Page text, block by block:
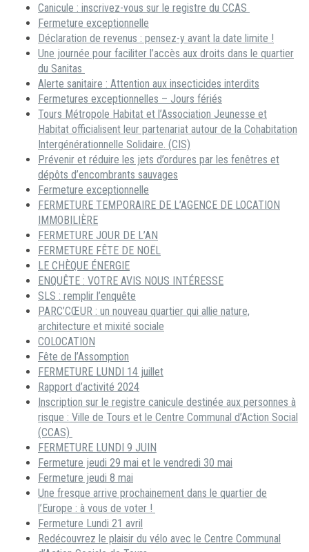
Canicule : inscrivez-vous sur le registre du CCAS
Fermeture exceptionnelle
Déclaration de revenus : pensez-y avant la date limite !
Une journée pour faciliter l’accès aux droits dans le quartier
du Sanitas
Alerte sanitaire : Attention aux insecticides interdits
Fermetures exceptionnelles – Jours fériés
Tours Métropole Habitat et l’Association Jeunesse et
Habitat officialisent leur partenariat autour de la Cohabitation
Intergénérationnelle Solidaire. (CIS)
Prévenir et réduire les jets d’ordures par les fenêtres et
dépôts d’encombrants sauvages
Fermeture exceptionnelle
FERMETURE TEMPORAIRE DE L’AGENCE DE LOCATION
IMMOBILIÈRE
FERMETURE JOUR DE L’AN
FERMETURE FÊTE DE NOËL
LE CHÈQUE ÉNERGIE
ENQUÊTE : VOTRE AVIS NOUS INTÉRESSE
SLS : remplir l’enquête
PARC’CŒUR : un nouveau quartier qui allie nature,
architecture et mixité sociale
COLOCATION
Fête de l’Assomption
FERMETURE LUNDI 14 juillet
Rapport d’activité 2024
Inscription sur le registre canicule destinée aux personnes à
risque : Ville de Tours et le Centre Communal d’Action Social
(CCAS)
FERMETURE LUNDI 9 JUIN
Fermeture jeudi 29 mai et le vendredi 30 mai
Fermeture jeudi 8 mai
Une fresque arrive prochainement dans le quartier de
l’Europe : à vous de voter !
Fermeture Lundi 21 avril
Redécouvrez le plaisir du vélo avec le Centre Communal